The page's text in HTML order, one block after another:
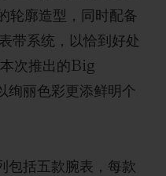
轮廓造型，同时配备
带系统，以恰到好处
次推出的Big
绚丽色彩更添鲜明个
括五款腕表，每款